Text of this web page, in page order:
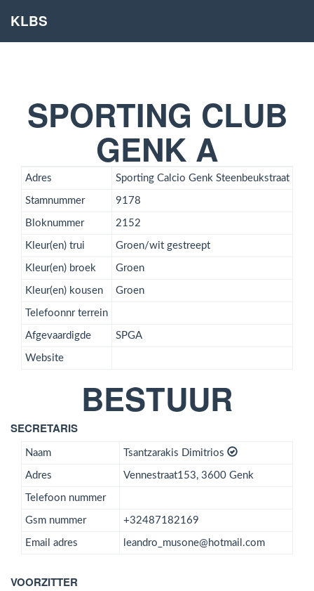
KLBS
SPORTING CLUB
GENK A
Adres Sporting Calcio Genk Steenbeukstraat
Stamnummer 9178
Bloknummer 2152
Kleur(en) trui Groen/wit gestreept
Kleur(en) broek Groen
Kleur(en) kousen Groen
Telefoonnr terrein
Afgevaardigde SPGA
Website
BESTUUR
SECRETARIS
Naam Tsantzarakis Dimitrios
Adres Vennestraat153, 3600 Genk
Telefoon nummer
Gsm nummer +32487182169
Email adres leandro_musone@hotmail.com
VOORZITTER